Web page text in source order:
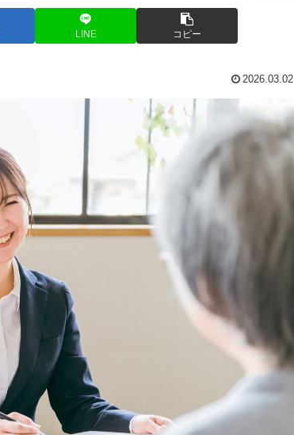
LINE コピー
2026.03.02